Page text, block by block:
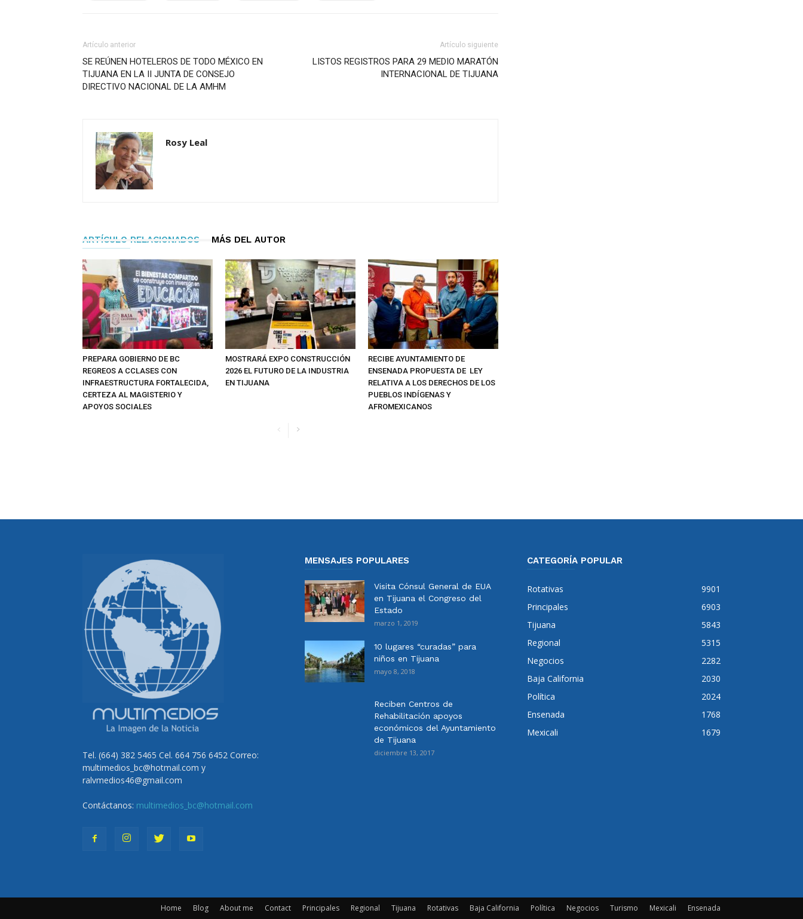
Artículo anterior
SE REÚNEN HOTELEROS DE TODO MÉXICO EN
TIJUANA EN LA II JUNTA DE CONSEJO
DIRECTIVO NACIONAL DE LA AMHM
Artículo siguiente
LISTOS REGISTROS PARA 29 MEDIO MARATÓN
INTERNACIONAL DE TIJUANA
Rosy Leal
ARTÍCULO RELACIONADOS MÁS DEL AUTOR
PREPARA GOBIERNO DE BC
REGREOS A CCLASES CON
INFRAESTRUCTURA FORTALECIDA,
CERTEZA AL MAGISTERIO Y
APOYOS SOCIALES
MOSTRARÁ EXPO CONSTRUCCIÓN
2026 EL FUTURO DE LA INDUSTRIA
EN TIJUANA
RECIBE AYUNTAMIENTO DE
ENSENADA PROPUESTA DE LEY
RELATIVA A LOS DERECHOS DE LOS
PUEBLOS INDÍGENAS Y
AFROMEXICANOS
Tel. (664) 382 5465 Cel. 664 756 6452 Correo:
multimedios_bc@hotmail.com y
ralvmedios46@gmail.com
Contáctanos: multimedios_bc@hotmail.com
MENSAJES POPULARES
Visita Cónsul General de EUA
en Tijuana el Congreso del
Estado
marzo 1, 2019
10 lugares “curadas” para
niños en Tijuana
mayo 8, 2018
Reciben Centros de
Rehabilitación apoyos
económicos del Ayuntamiento
de Tijuana
diciembre 13, 2017
CATEGORÍA POPULAR
Rotativas
9901
Principales
6903
Tijuana
5843
Regional
5315
Negocios
2282
Baja California
2030
Política
2024
Ensenada
1768
Mexicali
1679
Home Blog About me Contact Principales Regional Tijuana Rotativas Baja California Política Negocios Turismo Mexicali Ensenada